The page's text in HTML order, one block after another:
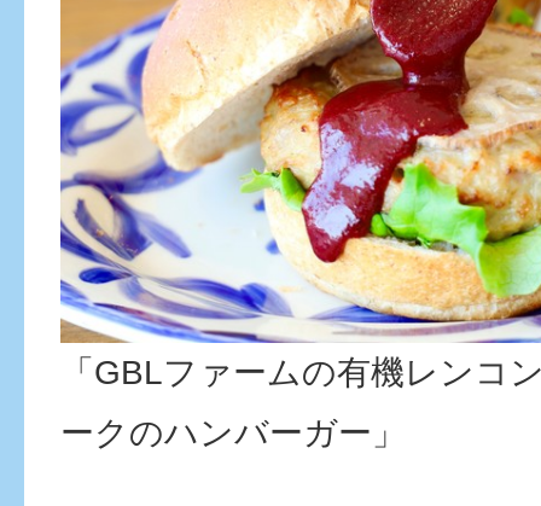
「GBLファームの有機レンコ
ークのハンバーガー」